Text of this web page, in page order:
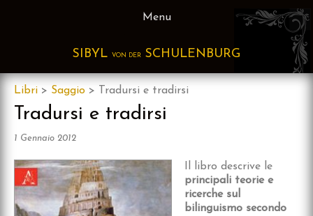
Menu
SIBYL VON DER SCHULENBURG
Libri > Saggio > Tradursi e tradirsi
Tradursi e tradirsi
1 Gennaio 2012
Il libro descrive le
principali teorie e
ricerche sul
bilinguismo secondo